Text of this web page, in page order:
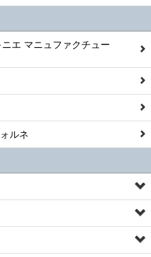
エ マニュファクチュー
ルネ